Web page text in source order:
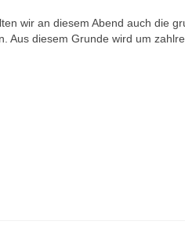
wir an diesem Abend auch die
Aus diesem Grunde wird um